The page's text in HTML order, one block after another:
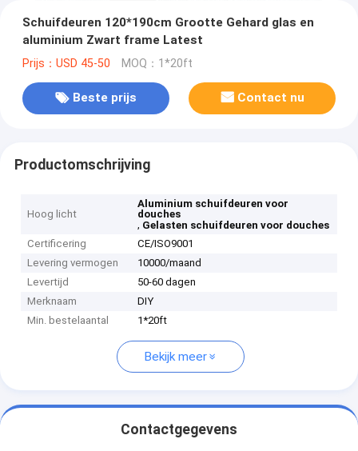
Schuifdeuren 120*190cm Grootte Gehard glas en
aluminium Zwart frame Latest
Prijs：USD 45-50 MOQ：1*20ft
Beste prijs Contact nu
Productomschrijving
Hoog licht
Aluminium schuifdeuren voor
douches
, Gelasten schuifdeuren voor douches
Certificering
CE/ISO9001
Levering vermogen
10000/maand
Levertijd
50-60 dagen
Merknaam
DIY
Min. bestelaantal
1*20ft
Bekijk meer
Contactgegevens